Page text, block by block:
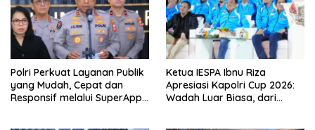
Polri Perkuat Layanan Publik
yang Mudah, Cepat dan
Responsif melalui SuperApp
Ketua IESPA Ibnu Riza
Apresiasi Kapolri Cup 2026:
Wadah Luar Biasa, dari